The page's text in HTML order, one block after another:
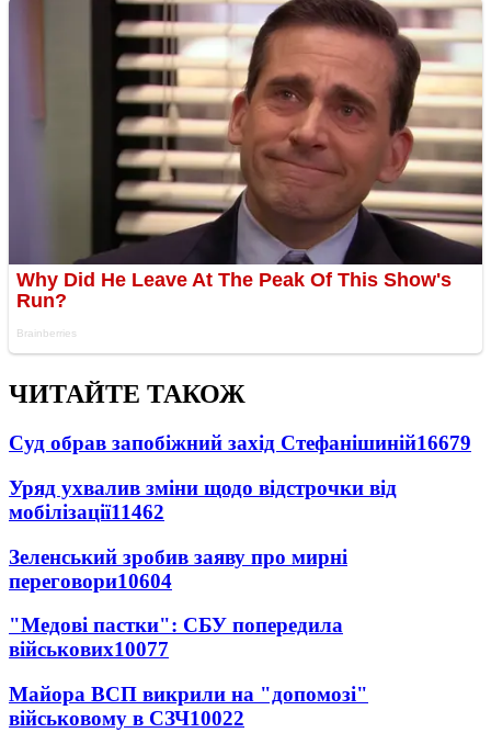
ЧИТАЙТЕ ТАКОЖ
Суд обрав запобіжний захід Стефанішиній16679
Уряд ухвалив зміни щодо відстрочки від
мобілізації11462
Зеленський зробив заяву про мирні
переговори10604
"Медові пастки": СБУ попередила
військових10077
Майора ВСП викрили на "допомозі"
військовому в СЗЧ10022